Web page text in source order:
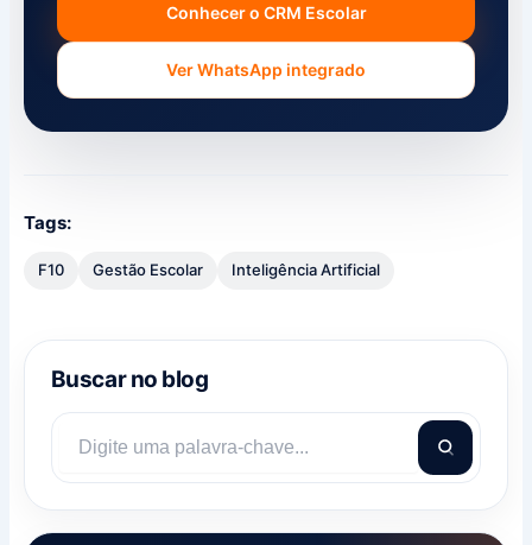
Conhecer o CRM Escolar
Ver WhatsApp integrado
Tags:
F10 Gestão Escolar Inteligência Artificial
Buscar no blog